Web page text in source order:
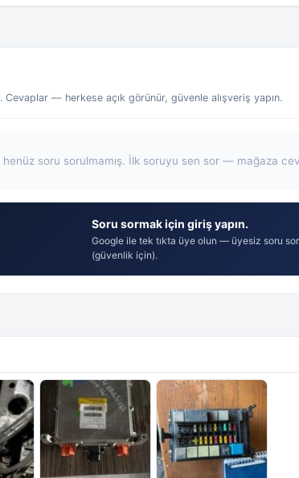
— herkese açık görünür, güvenle alışveriş yapın.
henüz soru sorulmamış. İlk soruyu sen sor — mağaza
Soru sormak için giriş yapın.
Google ile tek tıkta üye olun — üyesiz soru
(güvenlik için).